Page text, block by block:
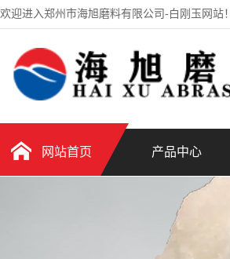
欢迎进入郑州市海旭磨料有限公司-白刚玉网站！
网站首页 产品中心